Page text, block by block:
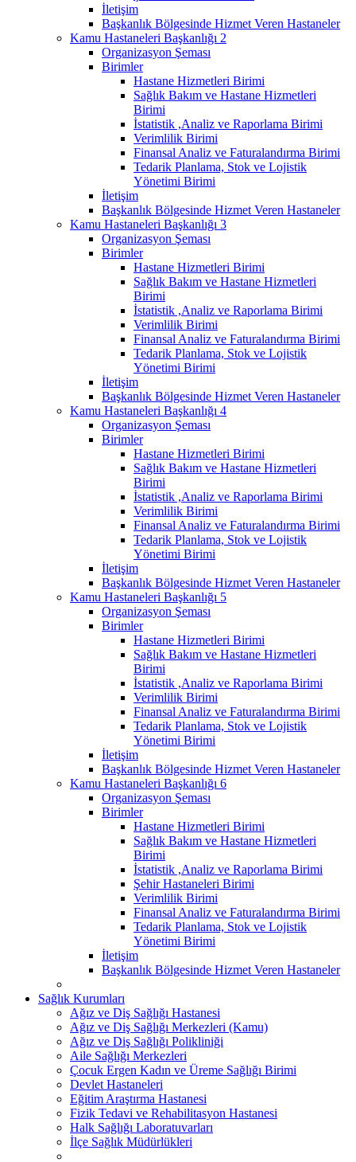
İletişim
Başkanlık Bölgesinde Hizmet Veren Hastaneler
Kamu Hastaneleri Başkanlığı 2
Organizasyon Şeması
Birimler
Hastane Hizmetleri Birimi
Sağlık Bakım ve Hastane Hizmetleri
Birimi
İstatistik ,Analiz ve Raporlama Birimi
Verimlilik Birimi
Finansal Analiz ve Faturalandırma Birimi
Tedarik Planlama, Stok ve Lojistik
Yönetimi Birimi
İletişim
Başkanlık Bölgesinde Hizmet Veren Hastaneler
Kamu Hastaneleri Başkanlığı 3
Organizasyon Şeması
Birimler
Hastane Hizmetleri Birimi
Sağlık Bakım ve Hastane Hizmetleri
Birimi
İstatistik ,Analiz ve Raporlama Birimi
Verimlilik Birimi
Finansal Analiz ve Faturalandırma Birimi
Tedarik Planlama, Stok ve Lojistik
Yönetimi Birimi
İletişim
Başkanlık Bölgesinde Hizmet Veren Hastaneler
Kamu Hastaneleri Başkanlığı 4
Organizasyon Şeması
Birimler
Hastane Hizmetleri Birimi
Sağlık Bakım ve Hastane Hizmetleri
Birimi
İstatistik ,Analiz ve Raporlama Birimi
Verimlilik Birimi
Finansal Analiz ve Faturalandırma Birimi
Tedarik Planlama, Stok ve Lojistik
Yönetimi Birimi
İletişim
Başkanlık Bölgesinde Hizmet Veren Hastaneler
Kamu Hastaneleri Başkanlığı 5
Organizasyon Şeması
Birimler
Hastane Hizmetleri Birimi
Sağlık Bakım ve Hastane Hizmetleri
Birimi
İstatistik ,Analiz ve Raporlama Birimi
Verimlilik Birimi
Finansal Analiz ve Faturalandırma Birimi
Tedarik Planlama, Stok ve Lojistik
Yönetimi Birimi
İletişim
Başkanlık Bölgesinde Hizmet Veren Hastaneler
Kamu Hastaneleri Başkanlığı 6
Organizasyon Şeması
Birimler
Hastane Hizmetleri Birimi
Sağlık Bakım ve Hastane Hizmetleri
Birimi
İstatistik ,Analiz ve Raporlama Birimi
Şehir Hastaneleri Birimi
Verimlilik Birimi
Finansal Analiz ve Faturalandırma Birimi
Tedarik Planlama, Stok ve Lojistik
Yönetimi Birimi
İletişim
Başkanlık Bölgesinde Hizmet Veren Hastaneler
Sağlık Kurumları
Ağız ve Diş Sağlığı Hastanesi
Ağız ve Diş Sağlığı Merkezleri (Kamu)
Ağız ve Diş Sağlığı Polikliniği
Aile Sağlığı Merkezleri
Çocuk Ergen Kadın ve Üreme Sağlığı Birimi
Devlet Hastaneleri
Eğitim Araştırma Hastanesi
Fizik Tedavi ve Rehabilitasyon Hastanesi
Halk Sağlığı Laboratuvarları
İlçe Sağlık Müdürlükleri